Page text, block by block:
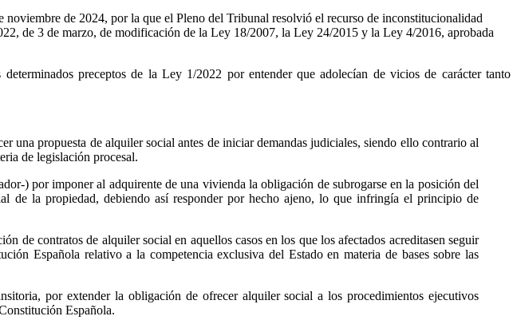
de 2024, por la que el Pleno del Tribunal resolvió el recurso de inconstitucionalidad
de 3 de marzo, de modificación de la Ley 18/2007, la Ley 24/2015 y la Ley 4/2016, aprobada
preceptos de la Ley 1/2022 por entender que adolecían de vicios de carácter tanto
propuesta de alquiler social antes de iniciar demandas judiciales, siendo ello contrario al
de legislación procesal.
) por imponer al adquirente de una vivienda la obligación de subrogarse en la posición del
de la propiedad, debiendo así responder por hecho ajeno, lo que infringía el principio de
de contratos de alquiler social en aquellos casos en los que los afectados acreditasen seguir
Española relativo a la competencia exclusiva del Estado en materia de bases sobre las
por extender la obligación de ofrecer alquiler social a los procedimientos ejecutivos
Española.